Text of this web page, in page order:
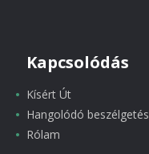
Kapcsolódás
Kísért Út
Hangolódó beszélgetés
Rólam